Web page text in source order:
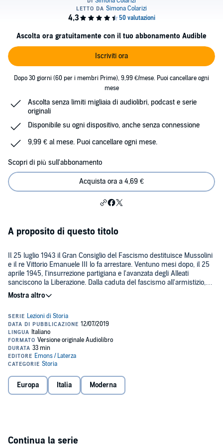
Ascolta ora gratuitamente con il tuo abbonamento Audible
Iscriviti ora
Dopo 30 giorni (60 per i membri Prime), 9,99 €/mese. Puoi cancellare ogni
mese
Ascolta senza limiti migliaia di audiolibri, podcast e serie
originali
Disponibile su ogni dispositivo, anche senza connessione
9,99 € al mese. Puoi cancellare ogni mese.
Scopri di più sull'abbonamento
Acquista ora a 4,69 €
A proposito di questo titolo
Il 25 luglio 1943 il Gran Consiglio del Fascismo destituisce Mussolini
e il re Vittorio Emanuele III lo fa arrestare. Ventuno mesi dopo, il 25
aprile 1945, l'insurrezione partigiana e l'avanzata degli Alleati
sanciscono la Liberazione. Dalla caduta del fascismo all'armistizio,
dall'occupazione nazista alla guerra civile, il biennio 1943-45 è
scandito da una sequenza drammatica di avvenimenti, decisivi per
una guerra totale, sull'orlo della dissoluzione istituzionale. Ma la
resistenza all'occupazione nazista diviene l'inizio di una reazione che
cambierà il futuro del paese. In quegli anni rinasce la società civile,
si riformano i partiti, emergono idee e valori che costituiranno i
fondamenti della Repubblica.
©2019 Gius. Laterza & Figli S.p.a. (P)Emons 2019. Edizione su
licenza di Gius. Laterza & Figli S.p.a.
Europa Italia Moderna
Continua la serie